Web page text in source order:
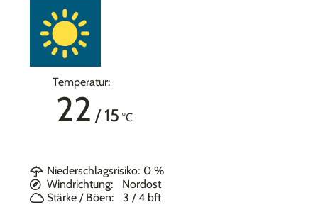
Temperatur:
22 /15 °C
Niederschlagsrisiko: 0 %
Stärke / Böen:
3 / 4 bft
Windrichtung: Nordost